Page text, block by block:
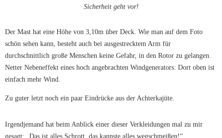
Sicherheit geht vor!
Der Mast hat eine Höhe von 3,10m über Deck. Wie man auf dem Foto
schön sehen kann, besteht auch bei ausgestrecktem Arm für
durchschnittlich große Menschen keine Gefahr, in den Rotor zu gelangen.
Netter Nebeneffekt eines hoch angebrachten Windgenerators: Dort oben ist
einfach mehr Wind.
Zu guter letzt noch ein paar Eindrücke aus der Achterkajüte.
Irgendjemand hat beim Anblick einer dieser Verkleidungen mal zu mir
gesagt: „Das ist alles Schrott, das kannste alles wegschmeißen!“